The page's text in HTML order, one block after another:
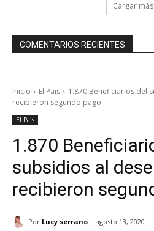
Cargar más
COMENTARIOS RECIENTES